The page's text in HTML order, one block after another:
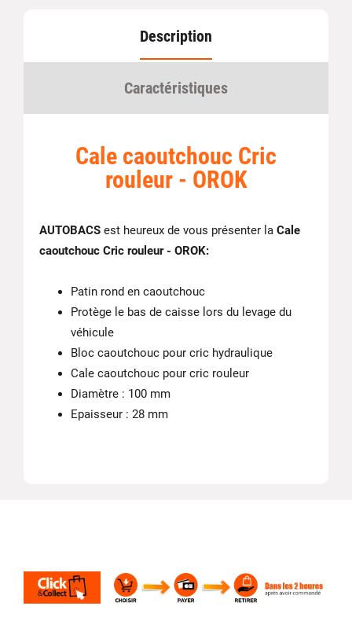
Description
Caractéristiques
Cale caoutchouc Cric
rouleur - OROK
AUTOBACS est heureux de vous présenter la Cale
caoutchouc Cric rouleur - OROK:
Patin rond en caoutchouc
Protège le bas de caisse lors du levage du
véhicule
Bloc caoutchouc pour cric hydraulique
Cale caoutchouc pour cric rouleur
Diamètre : 100 mm
Epaisseur : 28 mm